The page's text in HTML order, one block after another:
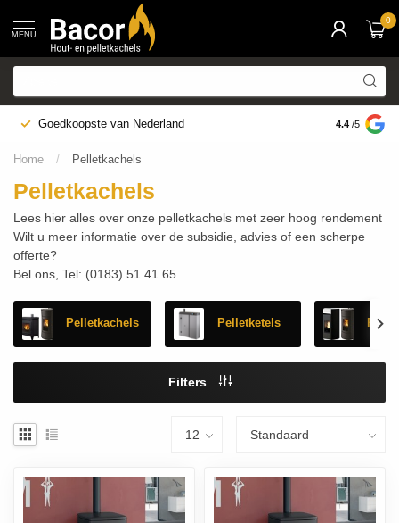
MENU
0
Goedkoopste van Nederland Eigen
4.4 /5
Home / Pelletkachels
Pelletkachels
Lees hier alles over onze pelletkachels met zeer hoog rendement
Wilt u meer informatie over de subsidie, advies of een scherpe
offerte?
Bel ons, Tel: (0183) 51 41 65
Pelletkachels Pelletketels
Filters